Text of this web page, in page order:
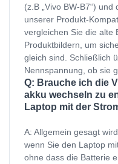
(z.B „Vivo BW-B7“)
unserer Produkt-
vergleichen Sie die alte
Produktbildern, um
gleich sind. Schließlich
Nennspannung, ob sie
Q: Brauche ich die
akku wechseln zu
Laptop mit der
A: Allgemein gesagt
wenn Sie den Laptop
ohne dass die Batterie